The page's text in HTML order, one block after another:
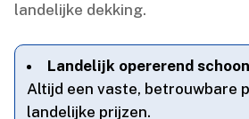
landelijke dekking.​
Landelijk opererend
Altijd een vaste, betrouwbare
landelijke prijzen.​